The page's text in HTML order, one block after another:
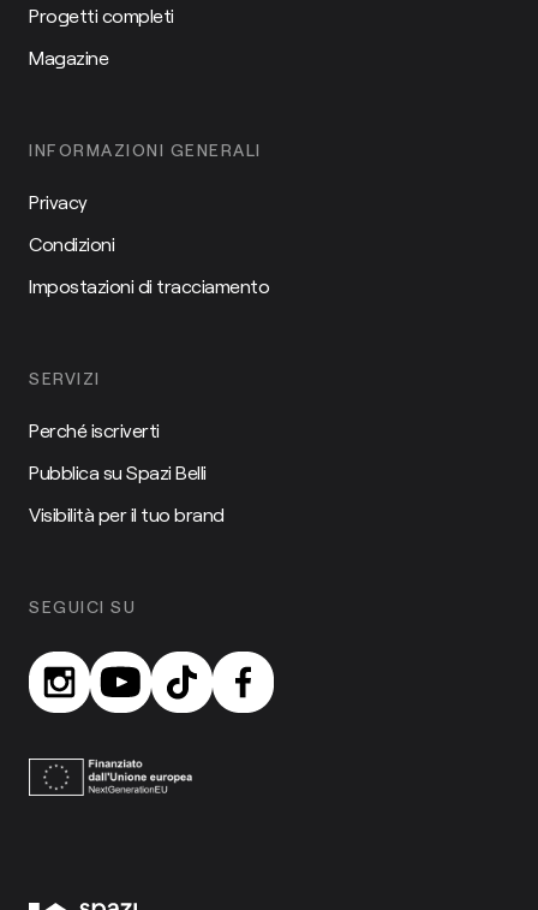
Progetti completi
Magazine
INFORMAZIONI GENERALI
Privacy
Condizioni
Impostazioni di tracciamento
SERVIZI
Perché iscriverti
Pubblica su Spazi Belli
Visibilità per il tuo brand
SEGUICI SU